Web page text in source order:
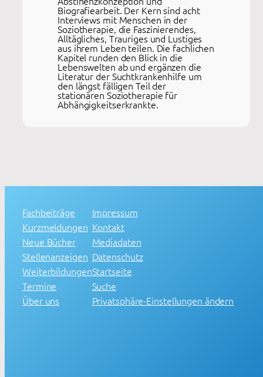
Biografiearbeit. Der Kern sind acht
Interviews mit Menschen in der
Soziotherapie, die Faszinierendes,
Alltägliches, Trauriges und Lustiges
aus ihrem Leben teilen. Die fachlichen
Kapitel runden den Blick in die
Lebenswelten ab und ergänzen die
Literatur der Suchtkrankenhilfe um
den längst fälligen Teil der
stationären Soziotherapie für
Abhängigkeitserkrankte.
Fachbeiträge
Kurzmeldungen
Neue Bücher
Stellenanzeigen
Weiterbildungen
Termine
Über uns
Impressum
Kontakt
Mediadaten
Datenschutz
Startseite
Suche
Privatsphäre-Einstellungen ändern